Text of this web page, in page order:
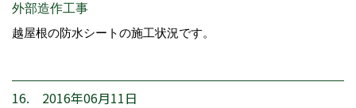
外部造作工事
越屋根の防水シートの施工状況です。
16. 2016年06月11日